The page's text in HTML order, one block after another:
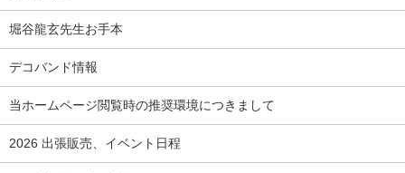
堀谷龍玄先生お手本
デコバンド情報
当ホームページ閲覧時の推奨環境につきまして
2026 出張販売、イベント日程